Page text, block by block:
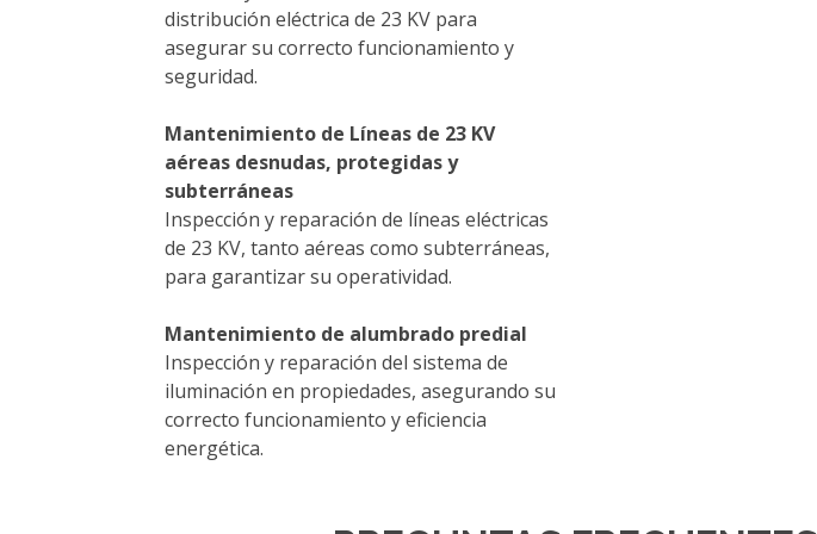
distribución eléctrica de 23 KV para
asegurar su correcto funcionamiento y
seguridad.
Mantenimiento de Líneas de 23 KV
aéreas desnudas, protegidas y
subterráneas
Inspección y reparación de líneas eléctricas
de 23 KV, tanto aéreas como subterráneas,
para garantizar su operatividad.
Mantenimiento de alumbrado predial
Inspección y reparación del sistema de
iluminación en propiedades, asegurando su
correcto funcionamiento y eficiencia
energética.